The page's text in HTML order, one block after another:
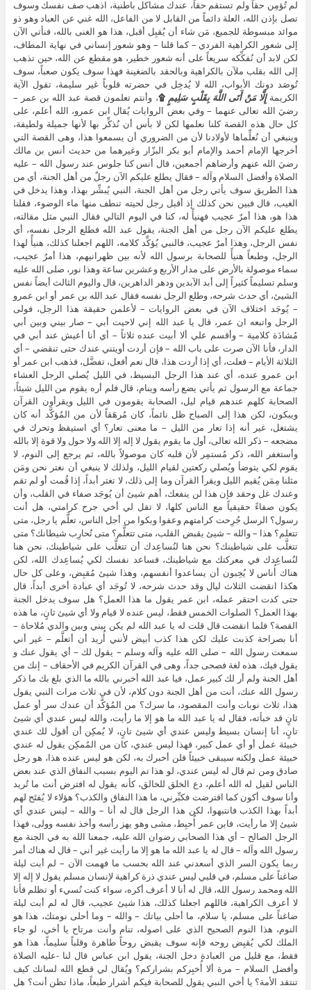
لم تُؤمِن حقاً ولم تستقم حقاً، عندك مشاكل باطنية، اذهب صف نفسك وسوف
تصل بإذن الله، العلة دائماً من القابل لا من الفاعل، الله غني عن العباد وهو ذو
موائد مبسوطة للجميع، مَن شاء أن يُقبِل أقبل، هذا هو الغنى بالله، فنأتي الآن
إلى شعور الكراهية الفردي – كما قلنا – وهو شعور إنساني في نهاية المطاف،
لكن لابد أن نُفكِّكه سريعاً على أنه شعور خطير، هو مقطع عن الله، حين تذهب
إلى الله بقلب ملآن بالكراهية وبالحقد بالضغينة فهذا سوف يكون صعباً، سوف
تُوصَد دونك الأبواب، الله لا يُدخِل في حضرته قلوباً غير سليمة، تقول الآية
الكريمة إِلَّا مَنْ أَتَى اللَّهَ بِقَلْبٍ سَلِيمٍ۩، وأنتم تعلمون قصة عبد الله بن عمر –
رضيَ الله تعالى عنهما – وفي بعض الروايات يُقال ابن عمرو، الله أعلم، على
كل حال هذه القصة كلنا نعلمها لكن لا بأس أن نُذكِّر بها لأنها جميلة ولطيفة،
وينبغي أن نُعلِّماها لأولادنا لأن من الضروري أن يسمعوا هذا، وهى القصة التي
أخرجها الإمام أحمد والإمام أبو بكر البزّار وغيرهما من حديث أنس بن مالك
رضيَ الله عنهم وأرضاهم أجمعين، قال أنس كنا جلوس عند رسول الله – عليه
الصلاة وأفضل السلام وآله – فقال يطلع عليكم الآن رجلٌ من أهل الجنة، أي من
هذا الطريق سوف يأتي رجل من أهل الجنة، النبي يُبشِّر بهذا، وهذا يدخل في
الغيب، قال فبين نحن كذلك إذ أقبل رجل لحيته تنطف منها ماء الوضوء، فقلنا
هذا هو، هذا أمرٌ عجيب فهنيأً له، كنا في اليوم التالي فقال النبي مثل مقالته،
يطلع عليكم الآن رجل من أهل الجنة، يقول عبد الله فطلع الرجل نفسه، أي
نفس الرجل، وهذا أمرٌ عجيب، فالنبي يُؤكِّد كلامه، اللهم اجعلنا كذلك، هنيأً لهذا
الرجل، وطبعاً هنيأً للصحابة برسول الله لأنه بين ظهرانيهم، هذا أمرٌ عجيب،
سماء موصولة بالأرض على مدار الأربع وعشرين ساعة وهذا نور، صلى الله عليه
وسلم تسليماً كثيراً إلى أبد الآبدين ودهر الداهرين، قال واليوم الثالث أيضاً نفس
الشيئ، أي حدث شرحه، وطلع الرجل نفسه فقال عبد الله بن عمر أو ابن عمرو
– يُوجَد اختلاف الآن في بعض الروايات – لأعلمن حقيقة هذا الرجل، فولى
الرجل واتبعه ان عمر، قال يا عبد الله إني لاحيت أبي – صار بيني وبين أبي
مُشادَة كلامية – وأقسم علي ألا أبيت عنده ثلاثاً – أي أنا أعيش عند أبي في
الدار، فأنا الآن صرت على باب الله – فإن أردت أويتني عندك حتى تنقضي – أي
الثلاثة الأيام – فعلت، أي إذا أردت هذا، قال نعم أفعل، تفضَّل، فذهب ابن عمر أو
ابن عمرو عنده، أي عند هذا الرجل البسيط، في الليل يُصلي الرجل العشاء
جماعة مع الرسول ثم يأتي يضع رأسه وينام، قال فلم أره يقوم من الليل شيئاً،
الصحابة كلهم عندهم قيام ليل، الصحابة يقومون في الليل ويقرأون القرآن
ويبكون، لكن هذا إلى الصباح ظل نائماً، كان مُرهَقاً لأن من المُؤكَّد أنه كان
يشتغل، غير أنه إذا تعار من الليل – ما معنى تعار؟ أي استيقظ وتحرك في
مضجعه – ذكر الله تعالى، أول ما يقوم يقول لا إله إلا الله ولا حول ولا قوة إلا بالله
وأستغفر الله، ذكر مُستمِر لأن قلبه كان موصولاً بالله، ثم يرجع إلى النوم، لا
يقوم لكي يتوضأ ويُصلي ركعتين لقيام الليل، ولذلك لا ينبغي أن نغتر نحن ومَن
مثلنا مِمَن يُقيم الليل ويقرأ القرآن وما إلى ذلك، لا تغتر أبداً، إذا قُمت أو لم تقم
وعندك غل وحقد فإن هذا لن ينفعك، أهم شيئ أن يُوجَد صفاء في القلب، وأن
يكون صفاءً حقيقياً مع الناس كلها، لا تقل لي أخي جرح كرامتي، هل أنت
رسول؟ الرسل جُرِحت كرامتهم وعفوا وبكوا من أجل الناس، تعلَّم يا رجل، متى
تتعلم؟ هذا – والله – شيئ يقبض القلب، متى تتعلَّم؟ متى تُحارِب شيطانك؟ متى
تتغلَّب على شياطينك؟ نحن هنا لنُساعِدك أن تتغلَّب على شياطينك، نحن هنا
لنُساعِدك في معركتك مع شياطينك، فساعد نفسك لكي يُساعِدك الله، لكن
هناك أُناس لا يُحِبون أن يساعدوا أنفسهم، وهذا شيئ مُقبِض، وعلى كل حال
هكذا انقضت الثلاث ليال وقد حدث شرحه، لا تُوجَد أي عبادة أخرى أبداً، قال
حتى كدت احتقر عمله، ابن عمر يقول ما هذا العمل؟ هل سوف يدخل الجنة
بهذا العمل؟ الصلوات الخمس فقط، ليس عنده لا قيام ولا أي شيئ ثانٍ، ما هذه
القصة؟ فلما انقضت قال قلت له يا عبد الله لم يكن بيني وبين والدي مُلاحاة –
أنا بصراحة كذبت عليك لكن هذا كذب أبيض لأنني أُريد أن أتعلَّم – غير أني
سمعت رسول الله – صلى الله عليه وآله وسلم – يقول لك – أي يقول عنك و
يقول فيك، هذه لغة فصحى جداً، وهى في القرآن الكريم في الأحقاف – إنك من
أهل الجنة ولم أر لك كبير عمل، فيا عبد الله أخبرني بالله ما الذي بلغ بك ما ذكر
رسول الله عنك، أنت من أهل الجنة دون كلام، لأن في ثلاث مرات النبي يقول
هذا، ثلاث نوبات وأنت المقصود، ما سرك؟ من المُؤكَّد أن عندك سر أو عمل
ثانٍ قد خبأته، فقال له يا عبد الله ما هو إلا ما رأيت، والله ليس عندي أي شيئ
تانٍ، أنا إنسان بسيط وليس عندي أي شيئ تانٍ، لا يُمكِن أن أقول لك عندي
خبيئة عمل أو أي عمل كبير، فهذا ليس عندي، كان من المُمكِن يقول له عندي
خبيئة عمل ولكنه سيبقى خبيئاً فلن أخبرك به، لكن هو ليس عنده هذا، هو رجل
صادق ومن ثم قال له ليس عندي، لو هذا تم اليوم بسبب النفاق الذي عند بعض
الناس لقيل له الله أعلم، دع الخلق للخالق، كأنه يقول له افترض أنت ما تُريد
وأنا سوف أكون كما افترضت فكبِّرني، ما هذا النفاق والكذب؟ هؤلاء لا يُفتَح لهم
أبداً بهذا الكذب فانتبهوا، لكن هذا الرجل قال له أنا – والله – ليس عندي أي
شيئ إلا ما رأيت، فابن عمر أُحبِط، مشى وهو يهز رأسه وأخذ نفسه وولى، فهذا
الرجل الصالح – أي هذا الصحابي رضوان الله عليه، جمعنا الله به في الجنة مع
رسول الله وآله – قال له يا عبد الله ما هو إلا ما رأيت غير أني – قال له هناك أمر
ربما يكون السر الذي أسعدني عند الله بحسب ما فهمت الآن – لم أبت ليلة
ضاغناً على مسلم، في قلبي ليس عندي ذرة كراهية لإنسان مسلم يقول لا إله إلا
الله ومحمد رسول الله، قال له أنا لا أعرف أكره، سواء كنت تُسيء أو تظلم فأنا
لا أعرف الكراهية، فاللهم اجعلنا كذلك، هذا شيئ عجيب، قال له لم أبت ليلة
ضاغناً على مسلم، يا سلام، ما أحلى بياتك – والله – وما أحلى نومتك، هذا هو
النوم، هذا النوم الصحيح الذي على اصوله، تنام وأنت مرتاح يا أخي، لو جاء
الملك لكي يُقبِض روحه فإنه سوف يقبض روحاً طاهرة وقلباً سليماً، هذا هو
فقط، مع قليل من العبادة دخل الجنة، يقول ابن عباس قال لنا -عليه الصلاة
وأفضل السلام – مرة ألا أُخبِركم بشراركم؟ ويُقال لي قطع الله لسانك كيف
تنتقد الأمة؟ يا أخي النبي يقول للصحابة فيكم أشرار طبعاً، ماذا تظن أنت؟ هل